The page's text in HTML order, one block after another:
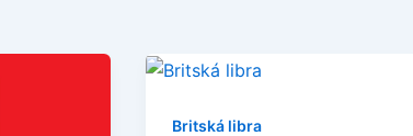
Britská libra